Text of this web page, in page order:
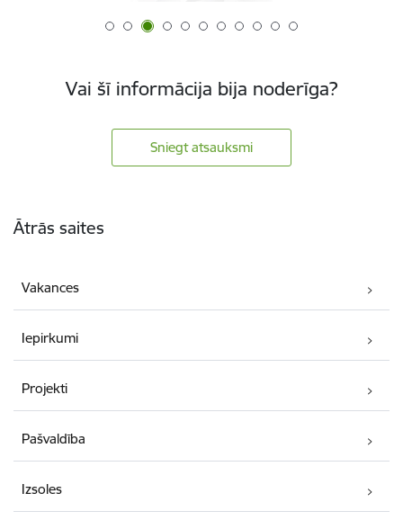
Vai šī informācija bija noderīga?
Sniegt atsauksmi
Ātrās saites
Vakances
Iepirkumi
Projekti
Pašvaldība
Izsoles